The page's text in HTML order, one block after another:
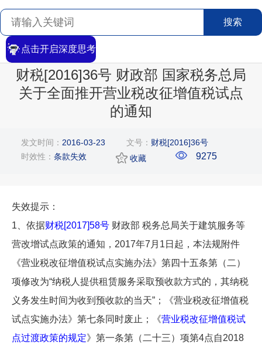
搜索
点击开启深度思考
首页 > 搜索 > 文章详情
财税[2016]36号 财政部 国家税务总局
关于全面推开营业税改征增值税试点
的通知
发文时间： 2016-03-23 文号： 财税[2016]36号
时效性： 条款失效 收藏 9275
失效提示：
1、依据财税[2017]58号 财政部 税务总局关于建筑服务等
营改增试点政策的通知，2017年7月1日起，本法规附件
《营业税改征增值税试点实施办法》第四十五条第（二）
项修改为“纳税人提供租赁服务采取预收款方式的，其纳税
义务发生时间为收到预收款的当天”；《营业税改征增值税
试点实施办法》第七条同时废止；《营业税改征增值税试
点过渡政策的规定》第一条第（二十三）项第4点自2018